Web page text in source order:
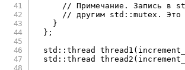
// Примечание. Запись в
// другим std::mutex. Это
}
} ;
  std
::thread thread1 (
  std
::thread thread2 (